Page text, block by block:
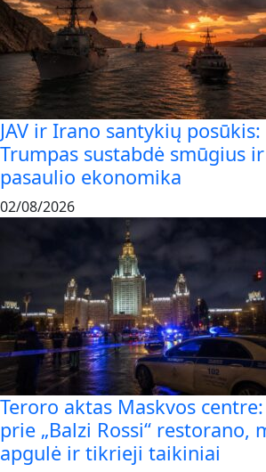
JAV ir Irano santykių
Trumpas sustabdė smūgius
pasaulio ekonomika
02/08/2026
Teroro aktas Maskvos
prie „Balzi Rossi“ restorano,
apgulė ir tikrieji taikiniai